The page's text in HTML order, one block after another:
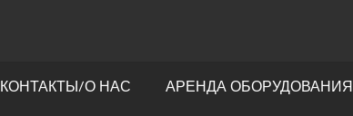
КОНТАКТЫ/О НАС АРЕНДА ОБОРУДОВАНИЯ